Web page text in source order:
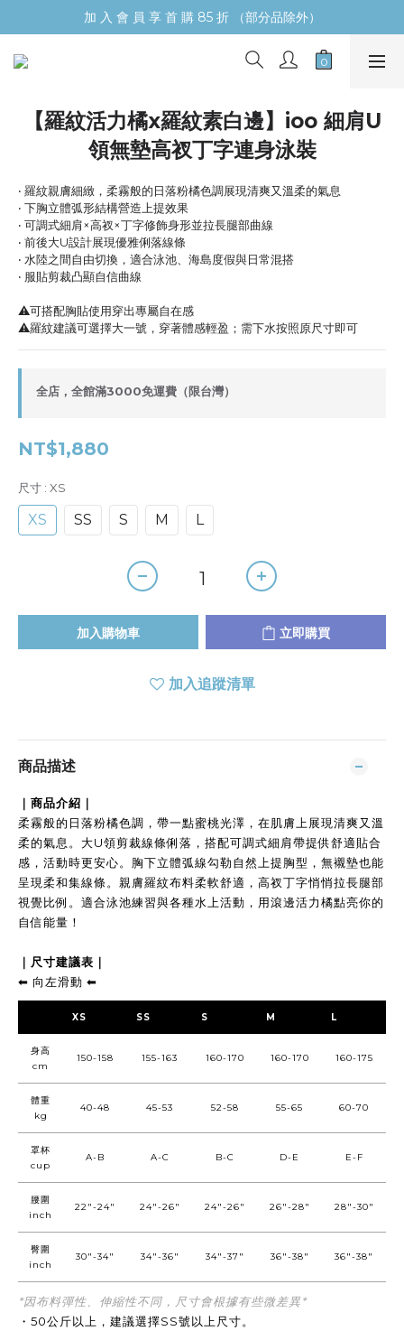
加 入 會 員 享 首 購 85 折 （部分品除外）
【羅紋活力橘x羅紋素白邊】ioo 細肩U
領無墊高衩丁字連身泳裝
‧ 羅紋親膚細緻，柔霧般的日落粉橘色調展現清爽又溫柔的氣息
‧ 下胸立體弧形結構營造上提效果
‧ 可調式細肩×高衩×丁字修飾身形並拉長腿部曲線
‧ 前後大U設計展現優雅俐落線條
‧ 水陸之間自由切換，適合泳池、海島度假與日常混搭
‧ 服貼剪裁凸顯自信曲線
⚠️可搭配胸貼使用穿出專屬自在感
⚠️羅紋建議可選擇大一號，穿著體感輕盈；需下水按照原尺寸即可
全店，全館滿3000免運費（限台灣）
NT$1,880
尺寸 : XS
XS SS S M L
加入購物車 立即購買
加入追蹤清單
商品描述
｜商品介紹｜
柔霧般的日落粉橘色調，帶一點蜜桃光澤，在肌膚上展現清爽又溫
柔的氣息。大U領剪裁線條俐落，搭配可調式細肩帶提供舒適貼合
感，活動時更安心。胸下立體弧線勾勒自然上提胸型，無襯墊也能
呈現柔和集線條。親膚羅紋布料柔軟舒適，高衩丁字悄悄拉長腿部
視覺比例。適合泳池練習與各種水上活動，用滾邊活力橘點亮你的
自信能量！
｜尺寸建議表｜
⬅︎ 向左滑動 ⬅︎
XS SS S M L
身高
cm
150-158 155-163 160-170 160-170 160-175
體重
kg
40-48 45-53 52-58 55-65 60-70
罩杯
cup
A-B A-C B-C D-E E-F
腰圍
inch
22"-24" 24"-26" 24"-26" 26"-28" 28"-30"
臀圍
inch
30"-34" 34"-36" 34"-37" 36"-38" 36"-38"
*因布料彈性、伸縮性不同，尺寸會根據有些微差異*
・50公斤以上，建議選擇SS號以上尺寸。